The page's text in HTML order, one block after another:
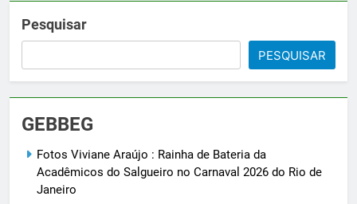
Pesquisar
PESQUISAR
GEBBEG
Fotos Viviane Araújo : Rainha de Bateria da
Acadêmicos do Salgueiro no Carnaval 2026 do Rio de
Janeiro